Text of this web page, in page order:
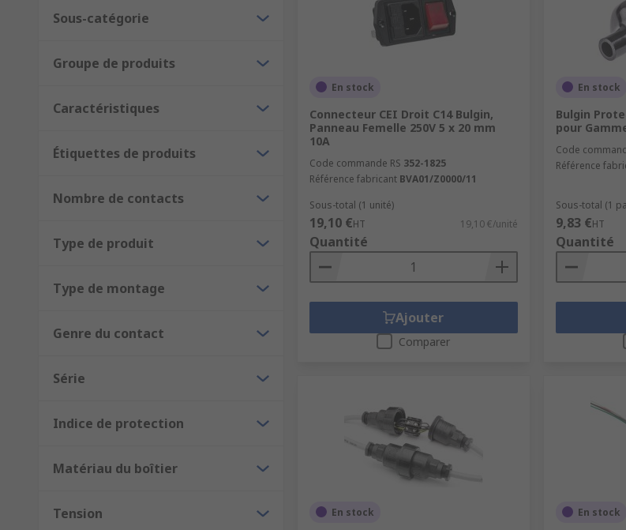
Sous-catégorie
Groupe de produits
Caractéristiques
Étiquettes de produits
Nombre de contacts
Type de produit
Type de montage
Genre du contact
Série
Indice de protection
Matériau du boîtier
Tension
En stock
Connecteur CEI Droit C14 Bulgin,
Panneau Femelle 250V 5 x 20 mm
10A
Code commande RS 352-1825
Référence fabricant BVA01/Z0000/11
Sous-total (1 unité)
19,10 €HT 19,10 €/unité
Quantité
Ajouter
Comparer
En stock
Bulgin
pour
Code
Référence
Sous-total (1
9,83 €HT
Quantité
En stock En stock